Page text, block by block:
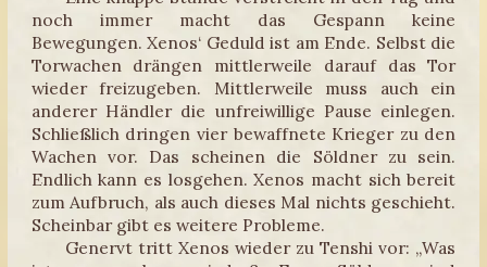
noch immer macht das Gespann keine
Bewegungen. Xenos‘ Geduld ist am Ende. Selbst die
Torwachen drängen mittlerweile darauf das Tor
wieder freizugeben. Mittlerweile muss auch ein
anderer Händler die unfreiwillige Pause einlegen.
Schließlich dringen vier bewaffnete Krieger zu den
Wachen vor. Das scheinen die Söldner zu sein.
Endlich kann es losgehen. Xenos macht sich bereit
zum Aufbruch, als auch dieses Mal nichts geschieht.
Scheinbar gibt es weitere Probleme.
Genervt tritt Xenos wieder zu Tenshi vor: „Was